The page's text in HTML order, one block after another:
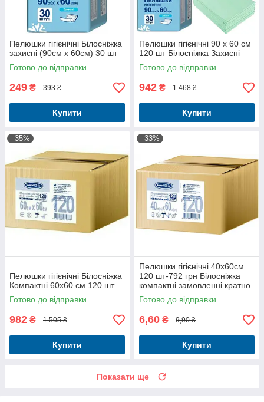
Пелюшки гігієнічні Білосніжка
захисні (90см х 60см) 30 шт
Готово до відправки
249 ₴ 393 ₴
Купити
Пелюшки гігієнічні 90 х 60 см
120 шт Білосніжка Захисні
Готово до відправки
942 ₴ 1 468 ₴
Купити
–35%
Пелюшки гігієнічні Білосніжка
Компактні 60х60 см 120 шт
Готово до відправки
982 ₴ 1 505 ₴
Купити
–33%
Пелюшки гігієнічні 40х60см
120 шт-792 грн Білосніжка
компактні замовленні кратно
30 шт
Готово до відправки
6,60 ₴ 9,90 ₴
Купити
Показати ще